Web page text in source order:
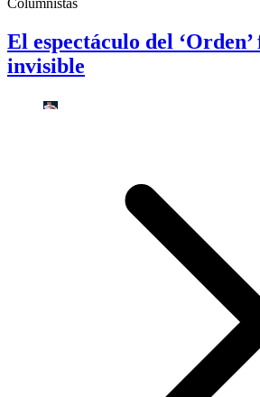
El espectáculo del
invisible